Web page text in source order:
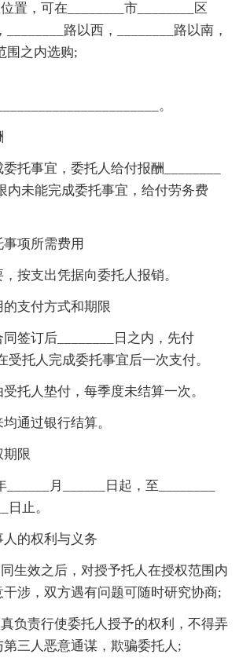
置，可在________市________区
________路以西，________路以南，
围之内选购;
。
托事宜，委托人给付报酬________
内未能完成委托事宜，给付劳务费
项所需费用
按支出凭据向委托人报销。
支付方式和期限
签订后________日之内，先付
受托人完成委托事宜后一次支付。
托人垫付，每季度未结算一次。
通过银行结算。
期限
______月______日起，至________
日止。
的权利与义务
生效之后，对授予托人在授权范围内
涉，双方遇有问题可随时研究协商;
负责行使委托人授予的权利，不得弄
三人恶意通谋，欺骗委托人;